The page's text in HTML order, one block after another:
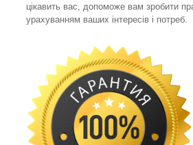
цікавить вас, допоможе вам зробити
урахуванням ваших інтересів і потреб.